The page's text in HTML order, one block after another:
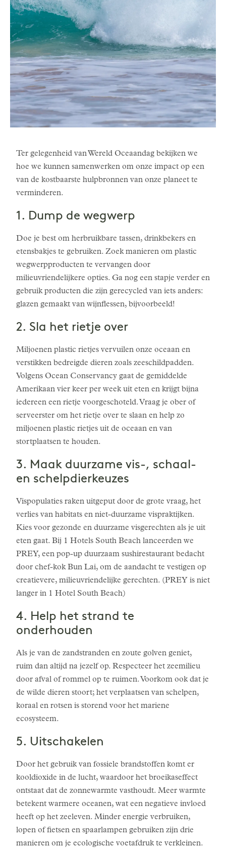
Ter gelegenheid van Wereld Oceaandag bekijken we
hoe we kunnen samenwerken om onze impact op een
van de kostbaarste hulpbronnen van onze planeet te
verminderen.
1. Dump de wegwerp
Doe je best om herbruikbare tassen, drinkbekers en
etensbakjes te gebruiken. Zoek manieren om plastic
wegwerpproducten te vervangen door
milieuvriendelijkere opties. Ga nog een stapje verder en
gebruik producten die zijn gerecycled van iets anders:
glazen gemaakt van wijnflessen, bijvoorbeeld!
2. Sla het rietje over
Miljoenen plastic rietjes vervuilen onze oceaan en
verstikken bedreigde dieren zoals zeeschildpadden.
Volgens Ocean Conservancy gaat de gemiddelde
Amerikaan vier keer per week uit eten en krijgt bijna
iedereen een rietje voorgeschoteld. Vraag je ober of
serveerster om het rietje over te slaan en help zo
miljoenen plastic rietjes uit de oceaan en van
stortplaatsen te houden.
3. Maak duurzame vis-, schaal-
en schelpdierkeuzes
Vispopulaties raken uitgeput door de grote vraag, het
verlies van habitats en niet-duurzame vispraktijken.
Kies voor gezonde en duurzame visgerechten als je uit
eten gaat. Bij 1 Hotels South Beach lanceerden we
PREY, een pop-up duurzaam sushirestaurant bedacht
door chef-kok Bun Lai, om de aandacht te vestigen op
creatievere, milieuvriendelijke gerechten. (PREY is niet
langer in 1 Hotel South Beach)
4. Help het strand te
onderhouden
Als je van de zandstranden en zoute golven geniet,
ruim dan altijd na jezelf op. Respecteer het zeemilieu
door afval of rommel op te ruimen. Voorkom ook dat je
de wilde dieren stoort; het verplaatsen van schelpen,
koraal en rotsen is storend voor het mariene
ecosysteem.
5. Uitschakelen
Door het gebruik van fossiele brandstoffen komt er
kooldioxide in de lucht, waardoor het broeikaseffect
ontstaat dat de zonnewarmte vasthoudt. Meer warmte
betekent warmere oceanen, wat een negatieve invloed
heeft op het zeeleven. Minder energie verbruiken,
lopen of fietsen en spaarlampen gebruiken zijn drie
manieren om je ecologische voetafdruk te verkleinen.